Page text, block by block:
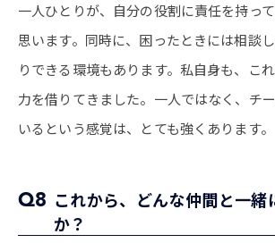
一人ひとりが、自分の役割に責任を持っ
思います。同時に、困ったときには相談
りできる環境もあります。私自身も、こ
力を借りてきました。一人ではなく、チ
いるという感覚は、とても強くあります。
Q8 これから、どんな仲間と一緒
か？